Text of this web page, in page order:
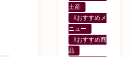
土産
#おすすめメ
ニュー
#おすすめ商
品